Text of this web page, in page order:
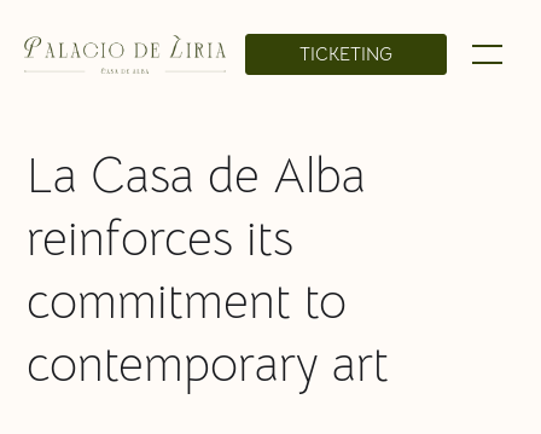
TICKETING
La Casa de Alba
reinforces its
commitment to
contemporary art